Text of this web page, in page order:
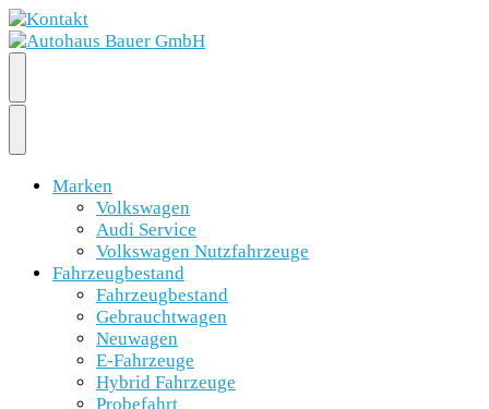
Marken
Volkswagen
Audi Service
Volkswagen Nutzfahrzeuge
Fahrzeugbestand
Fahrzeugbestand
Gebrauchtwagen
Neuwagen
E-Fahrzeuge
Hybrid Fahrzeuge
Probefahrt